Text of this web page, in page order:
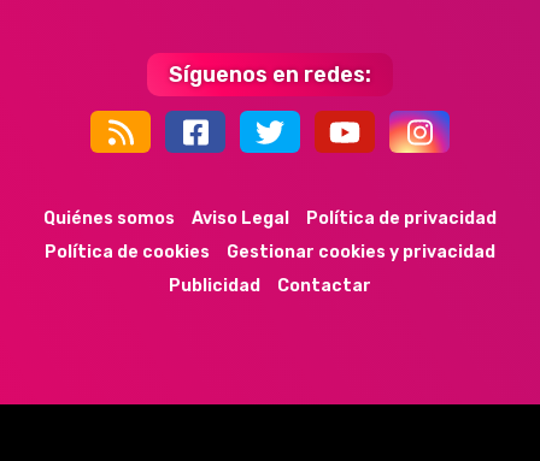
Síguenos en redes:
Quiénes somos Aviso Legal
Política de privacidad
Política de cookies
Gestionar cookies y privacidad
Publicidad
Contactar